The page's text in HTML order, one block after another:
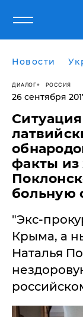
Новости
ДИАЛОГ РОССИЯ
26 сентября
факты
больную
"Экс-
Крыма, а
Наталья